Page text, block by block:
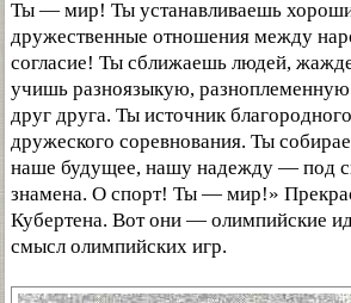
Ты — мир! Ты устанавливаешь
дружественные отношения между
согласие! Ты сближаешь людей,
учишь разноязыкую,
друг друга. Ты источник
дружеского соревнования. Ты
наше будущее, нашу надежду — под
знамена. О спорт! Ты — мир!»
Кубертена. Вот они — олимпийские
смысл олимпийских игр.